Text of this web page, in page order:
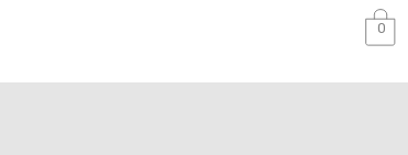
0